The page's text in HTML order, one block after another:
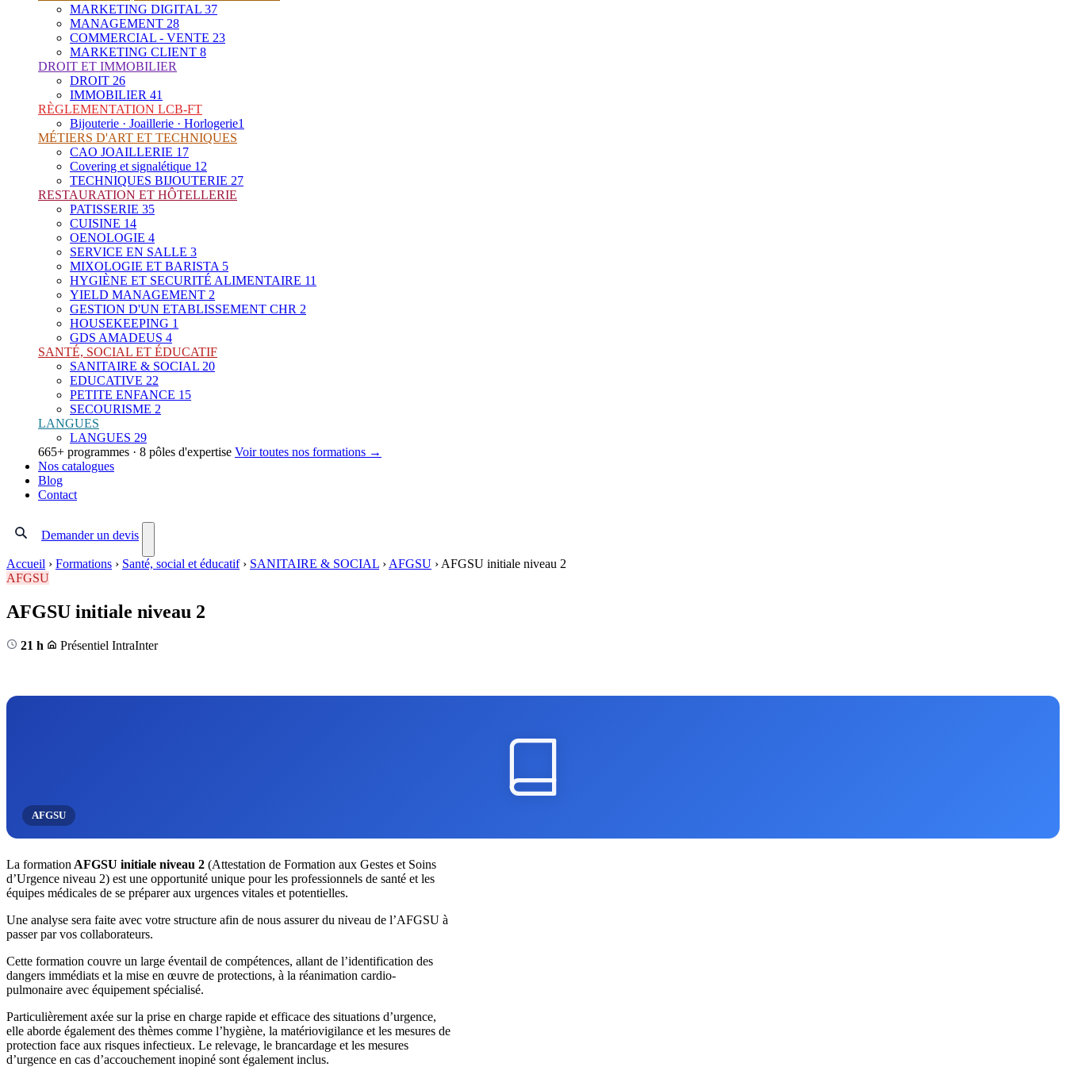
MARKETING DIGITAL 37
MANAGEMENT 28
COMMERCIAL - VENTE 23
MARKETING CLIENT 8
DROIT ET IMMOBILIER
DROIT 26
IMMOBILIER 41
RÈGLEMENTATION LCB-FT
Bijouterie · Joaillerie · Horlogerie1
MÉTIERS D'ART ET TECHNIQUES
CAO JOAILLERIE 17
Covering et signalétique 12
TECHNIQUES BIJOUTERIE 27
RESTAURATION ET HÔTELLERIE
PATISSERIE 35
CUISINE 14
OENOLOGIE 4
SERVICE EN SALLE 3
MIXOLOGIE ET BARISTA 5
HYGIÈNE ET SECURITÉ ALIMENTAIRE 11
YIELD MANAGEMENT 2
GESTION D'UN ETABLISSEMENT CHR 2
HOUSEKEEPING 1
GDS AMADEUS 4
SANTÉ, SOCIAL ET ÉDUCATIF
SANITAIRE & SOCIAL 20
EDUCATIVE 22
PETITE ENFANCE 15
SECOURISME 2
LANGUES
LANGUES 29
665+ programmes · 8 pôles d'expertise Voir toutes nos formations →
Nos catalogues
Blog
Contact
Demander un devis
Accueil › Formations › Santé, social et éducatif › SANITAIRE & SOCIAL › AFGSU › AFGSU initiale niveau 2
AFGSU
AFGSU initiale niveau 2
21 h Présentiel IntraInter
AFGSU
La formation AFGSU initiale niveau 2 (Attestation de Formation aux Gestes et Soins
d’Urgence niveau 2) est une opportunité unique pour les professionnels de santé et les
équipes médicales de se préparer aux urgences vitales et potentielles.
Une analyse sera faite avec votre structure afin de nous assurer du niveau de l’AFGSU à
passer par vos collaborateurs.
Cette formation couvre un large éventail de compétences, allant de l’identification des
dangers immédiats et la mise en œuvre de protections, à la réanimation cardio-
pulmonaire avec équipement spécialisé.
Particulièrement axée sur la prise en charge rapide et efficace des situations d’urgence,
elle aborde également des thèmes comme l’hygiène, la matériovigilance et les mesures de
protection face aux risques infectieux. Le relevage, le brancardage et les mesures
d’urgence en cas d’accouchement inopiné sont également inclus.